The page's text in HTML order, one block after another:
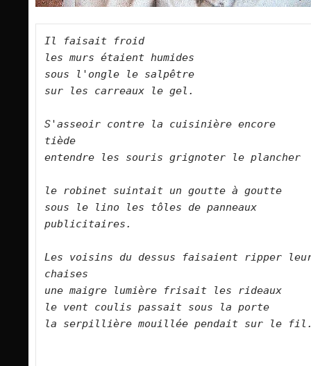
Il faisait froid
les murs étaient humides
sous l'ongle le salpêtre
sur les carreaux le gel.
S'asseoir contre la cuisinière encore
tiède
entendre les souris grignoter le plancher
le robinet suintait un goutte à goutte
sous le lino les tôles de panneaux
publicitaires.
Les voisins du dessus faisaient ripper
chaises
une maigre lumière frisait les rideaux
le vent coulis passait sous la porte
la serpillière mouillée pendait sur le